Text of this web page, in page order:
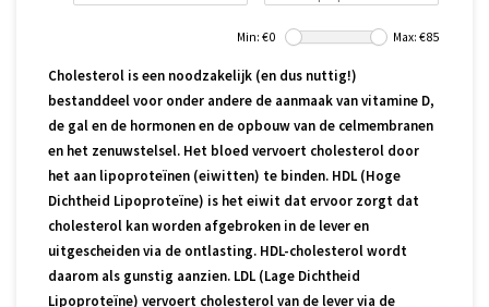
Min: €0 Max: €85
Cholesterol is een noodzakelijk (en dus nuttig!)
bestanddeel voor onder andere de aanmaak van vitamine D,
de gal en de hormonen en de opbouw van de celmembranen
en het zenuwstelsel. Het bloed vervoert cholesterol door
het aan lipoproteïnen (eiwitten) te binden. HDL (Hoge
Dichtheid Lipoproteïne) is het eiwit dat ervoor zorgt dat
cholesterol kan worden afgebroken in de lever en
uitgescheiden via de ontlasting. HDL-cholesterol wordt
daarom als gunstig aanzien. LDL (Lage Dichtheid
Lipoproteïne) vervoert cholesterol van de lever via de